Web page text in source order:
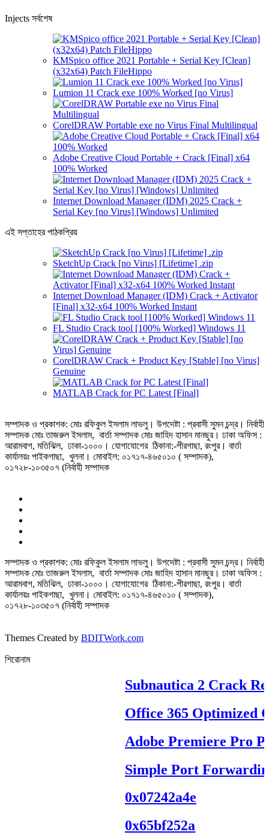
Injects সর্বশেষ
KMSpico office 2021 Portable + Serial Key [Clean]
(x32x64) Patch FileHippo
Lumion 11 Crack exe 100% Worked [no Virus]
CorelDRAW Portable exe no Virus Final Multilingual
Adobe Creative Cloud Portable + Crack [Final] x64
100% Worked
Internet Download Manager (IDM) 2025 Crack +
Serial Key [no Virus] [Windows] Unlimited
এই সপ্তাহের পাঠকপ্রিয়
SketchUp Crack [no Virus] [Lifetime] .zip
Internet Download Manager (IDM) Crack + Activator
[Final] x32-x64 100% Worked Instant
FL Studio Crack tool [100% Worked] Windows 11
CorelDRAW Crack + Product Key [Stable] [no Virus]
Genuine
MATLAB Crack for PC Latest [Final]
সম্পাদক ও প্রকাশক: মোঃ রফিকুল ইসলাম লাভলু। উপদেষ্টা : প্রবাসী সুমন চন্দ্র। নির্বাহী
সম্পাদক মোঃ তাজরুল‌‌ ইসলাম, বার্তা সম্পাদক মোঃ জাহিদ হাসান মানছুর। ঢাকা অফিস :
আরামবাগ, মতিঝিল, ঢাকা-১০০০। যোগাযোগের ঠিকানা:-পীরগাছা‌, রংপুর। বার্তা
কার্যালয়ঃ পাইকগাছা, খুলনা। মোবাইল: ০১৭১৭-৪৬৫০১০ ( সম্পাদক),
০১৭২৮-১০৩৫০৭ (নির্বাহী সম্পাদক
সম্পাদক ও প্রকাশক: মোঃ রফিকুল ইসলাম লাভলু। উপদেষ্টা : প্রবাসী সুমন চন্দ্র। নির্বাহী
সম্পাদক মোঃ তাজরুল‌‌ ইসলাম, বার্তা সম্পাদক মোঃ জাহিদ হাসান মানছুর। ঢাকা অফিস :
আরামবাগ, মতিঝিল, ঢাকা-১০০০। যোগাযোগের ঠিকানা:-পীরগাছা‌, রংপুর। বার্তা
কার্যালয়ঃ পাইকগাছা, খুলনা। মোবাইল: ০১৭১৭-৪৬৫০১০ ( সম্পাদক),
০১৭২৮-১০৩৫০৭ (নির্বাহী সম্পাদক
Themes Created by BDITWork.com
শিরোনাম
Subnautica 2 Crack
Office 365 Optimized
Adobe Premiere Pro
Simple Port
0x07242a4e
0x65bf252a